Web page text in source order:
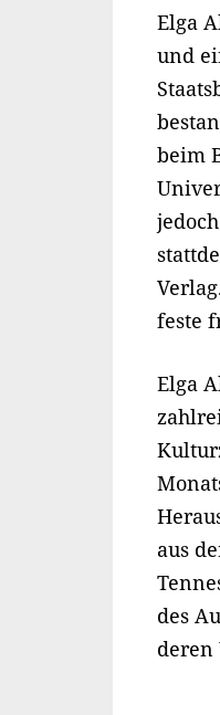
Elga
und
beim
feste
Elga
aus
des
deren